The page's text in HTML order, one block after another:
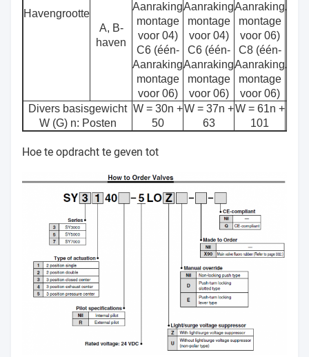
Havengrootte
A, B-
haven
Aanraking
montage
voor 04)
C6 (één-
Aanraking
montage
voor 06)
Aanraking
montage
voor 04)
C6 (één-
Aanraking
montage
voor 06)
Aanraking
montage
voor 06)
C8 (één-
Aanraking
montage
voor 06)
Divers basisgewicht
W (G) n: Posten
W = 30n +
50
W = 37n +
63
W = 61n +
101
Hoe te opdracht te geven tot